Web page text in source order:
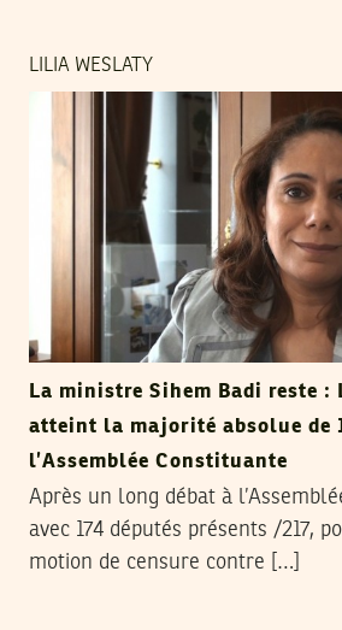
LILIA WESLATY
La ministre Sihem Badi reste :
atteint la majorité absolue de
l’Assemblée Constituante
Après un long débat à
avec 174 députés présents /217,
motion de censure contre […]